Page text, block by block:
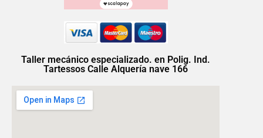
Taller mecánico especializado. en Polig. Ind.
Tartessos Calle Alquería nave 166